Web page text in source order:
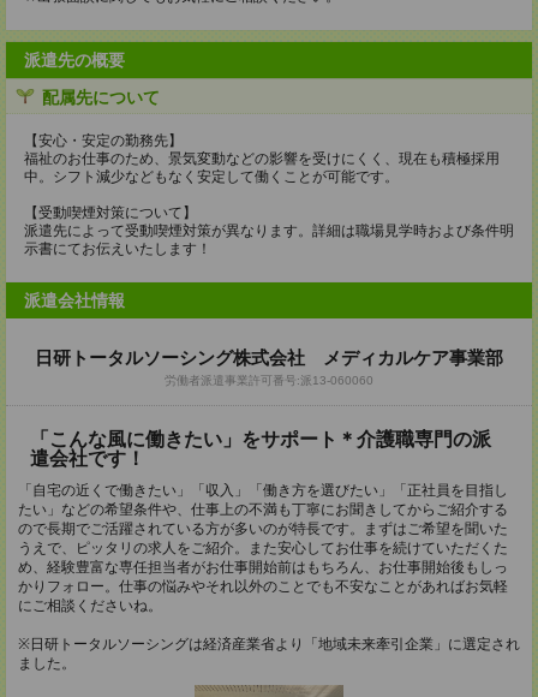
派遣先の概要
配属先について
【安心・安定の勤務先】
福祉のお仕事のため、景気変動などの影響を受けにくく、現在も積極採用
中。シフト減少などもなく安定して働くことが可能です。
【受動喫煙対策について】
派遣先によって受動喫煙対策が異なります。詳細は職場見学時および条件明
示書にてお伝えいたします！
派遣会社情報
日研トータルソーシング株式会社 メディカルケア事業部
労働者派遣事業許可番号:派13-060060
「こんな風に働きたい」をサポート＊介護職専門の派
遣会社です！
「自宅の近くで働きたい」「収入」「働き方を選びたい」「正社員を目指し
たい」などの希望条件や、仕事上の不満も丁寧にお聞きしてからご紹介する
ので長期でご活躍されている方が多いのが特長です。まずはご希望を聞いた
うえで、ピッタリの求人をご紹介。また安心してお仕事を続けていただくた
め、経験豊富な専任担当者がお仕事開始前はもちろん、お仕事開始後もしっ
かりフォロー。仕事の悩みやそれ以外のことでも不安なことがあればお気軽
にご相談くださいね。
※日研トータルソーシングは経済産業省より「地域未来牽引企業」に選定され
ました。